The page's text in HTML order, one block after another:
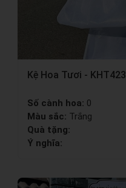
Kệ Hoa Tươi - KHT423
Số cành hoa: 0
Màu sắc: Trắng
Quà tặng:
Ý nghĩa: